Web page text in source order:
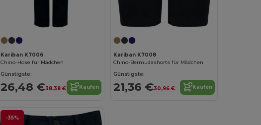
Kariban K7006
Chino-Hose für Mädchen
Günstigste:
26,48 €38,38 € Kaufen
Kariban K7008
Chino-Bermudashorts für Mädchen
Günstigste:
21,36 €30,96 € Kaufen
-35%